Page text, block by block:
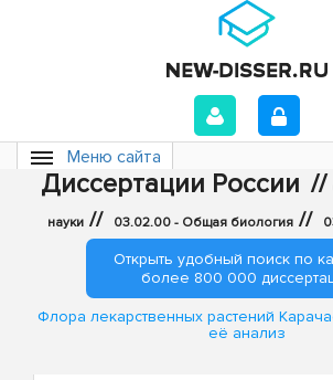
Меню сайта
Диссертации России //
науки // 03.02.00 - Общая биология //
Открыть удобный поиск по
более 800 000
Флора лекарственных растений
её анализ